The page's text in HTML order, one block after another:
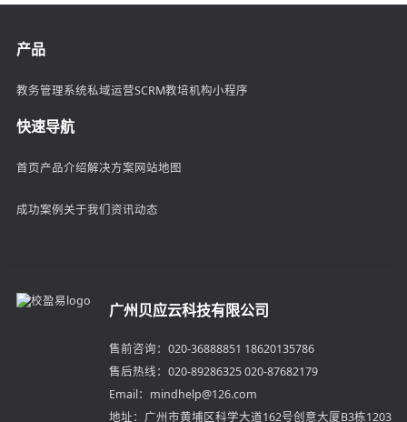
产品
教务管理系统私域运营SCRM教培机构小程序
快速导航
首页产品介绍解决方案网站地图
成功案例关于我们资讯动态
广州贝应云科技有限公司
售前咨询：020-36888851 18620135786
售后热线：020-89286325 020-87682179
Email：mindhelp@126.com
地址：广州市黄埔区科学大道162号创意大厦B3栋1203